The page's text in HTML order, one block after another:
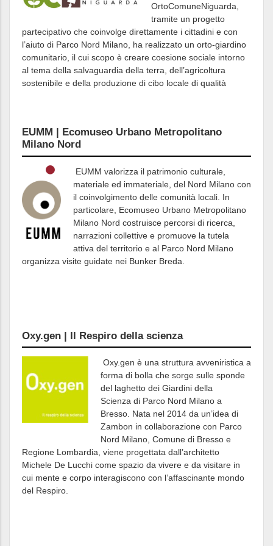
OrtoComuneNiguarda,
tramite un progetto
partecipativo che coinvolge direttamente i cittadini e con
l’aiuto di Parco Nord Milano, ha realizzato un orto-giardino
comunitario, il cui scopo è creare coesione sociale intorno
al tema della salvaguardia della terra, dell’agricoltura
sostenibile e della produzione di cibo locale di qualità
EUMM | Ecomuseo Urbano Metropolitano
Milano Nord
EUMM valorizza il patrimonio culturale,
materiale ed immateriale, del Nord Milano con
il coinvolgimento delle comunità locali. In
particolare, Ecomuseo Urbano Metropolitano
Milano Nord costruisce percorsi di ricerca,
narrazioni collettive e promuove la tutela
attiva del territorio e al Parco Nord Milano
organizza visite guidate nei Bunker Breda.
Oxy.gen | Il Respiro della scienza
Oxy.gen è una struttura avveniristica a
forma di bolla che sorge sulle sponde
del laghetto dei Giardini della
Scienza di Parco Nord Milano a
Bresso. Nata nel 2014 da un’idea di
Zambon in collaborazione con Parco
Nord Milano, Comune di Bresso e
Regione Lombardia, viene progettata dall’architetto
Michele De Lucchi come spazio da vivere e da visitare in
cui mente e corpo interagiscono con l’affascinante mondo
del Respiro.